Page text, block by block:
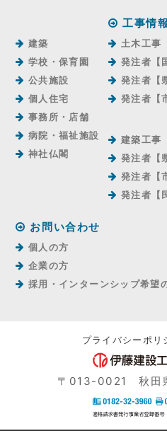
建築
学校・保育園
公共施設
個人住宅
事務所・店舗
病院・福祉施設
神社仏閣
工事情報
土木工事
発注者【
発注者【
発注者【
建築工事
発注者【
発注者【
発注者【
お問い合わせ
個人の方
企業の方
採用・インターンシップ希望
プライバシーポリ
〒013-0021 秋田